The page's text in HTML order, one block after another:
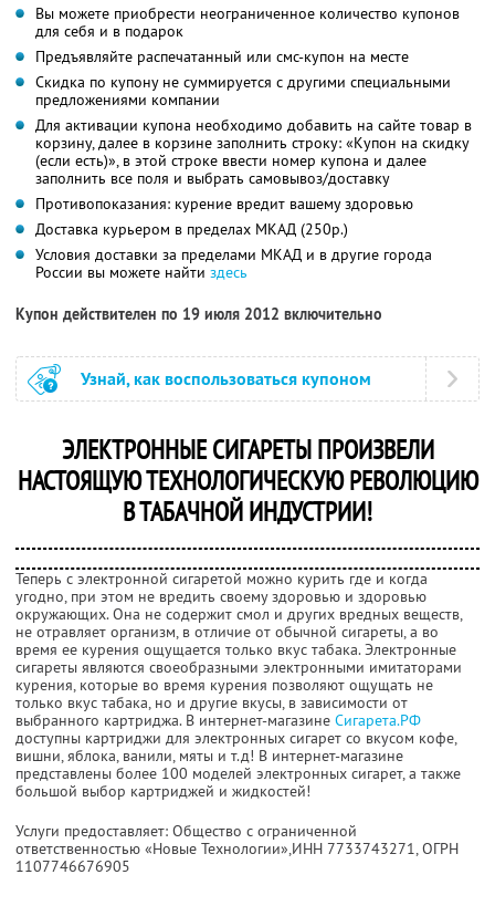
Вы можете приобрести неограниченное количество купонов
для себя и в подарок
Предъявляйте распечатанный или смс-купон на месте
Скидка по купону не суммируется с другими специальными
предложениями компании
Для активации купона необходимо добавить на сайте товар в
корзину, далее в корзине заполнить строку: «Купон на скидку
(если есть)», в этой строке ввести номер купона и далее
заполнить все поля и выбрать самовывоз/доставку
Противопоказания: курение вредит вашему здоровью
Доставка курьером в пределах МКАД (250р.)
Условия доставки за пределами МКАД и в другие города
России вы можете найти здесь
Купон действителен по 19 июля 2012 включительно
Узнай, как воспользоваться купоном
ЭЛЕКТРОННЫЕ СИГАРЕТЫ ПРОИЗВЕЛИ
НАСТОЯЩУЮ ТЕХНОЛОГИЧЕСКУЮ РЕВОЛЮЦИЮ
В ТАБАЧНОЙ ИНДУСТРИИ!
Теперь с электронной сигаретой можно курить где и когда
угодно, при этом не вредить своему здоровью и здоровью
окружающих. Она не содержит смол и других вредных веществ,
не отравляет организм, в отличие от обычной сигареты, а во
время ее курения ощущается только вкус табака. Электронные
сигареты являются своеобразными электронными имитаторами
курения, которые во время курения позволяют ощущать не
только вкус табака, но и другие вкусы, в зависимости от
выбранного картриджа. В интернет-магазине Сигарета.РФ
доступны картриджи для электронных сигарет со вкусом кофе,
вишни, яблока, ванили, мяты и т.д! В интернет-магазине
представлены более 100 моделей электронных сигарет, а также
большой выбор картриджей и жидкостей!
Услуги предоставляет: Общество с ограниченной
ответственностью «Новые Технологии»,ИНН 7733743271, ОГРН
1107746676905